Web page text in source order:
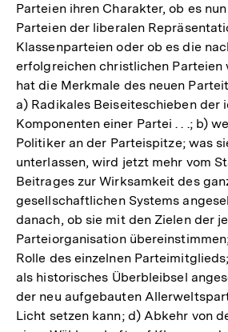
Fußnote
Parteien ihren Charakter, ob es
Parteien der liberalen
Klassenparteien oder ob es die
erfolgreichen christlichen Parteien
hat die Merkmale des neuen
a) Radikales Beiseiteschieben der
Komponenten einer Partei . . .; b)
Politiker an der Parteispitze; was
unterlassen, wird jetzt mehr vom
Beitrages zur Wirksamkeit des
gesellschaftlichen Systems
danach, ob sie mit den Zielen der
Parteiorganisation
Rolle des einzelnen
als historisches Überbleibsel
der neu aufgebauten
Licht setzen kann; d) Abkehr von